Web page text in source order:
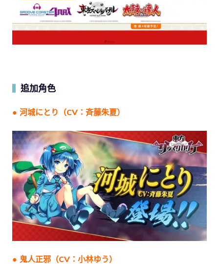
追加角色
● 河城にとり（CV：斉藤朱夏）
● 鬼人正邪（CV：小林ゆう）